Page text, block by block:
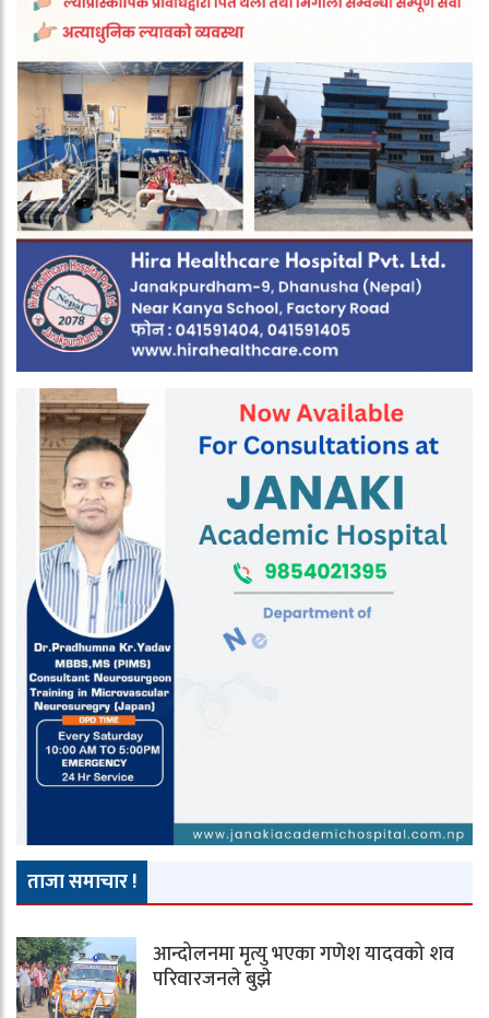
ताजा समाचार !
आन्दोलनमा मृत्यु भएका गणेश यादवको शव
परिवारजनले बुझे